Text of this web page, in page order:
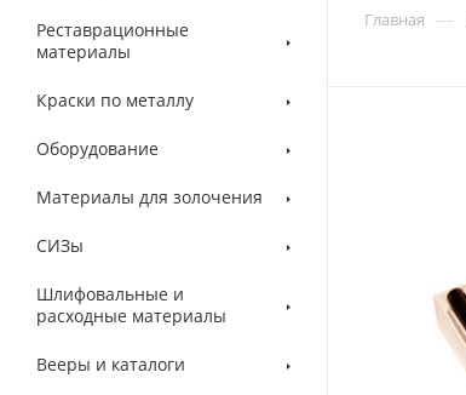
Реставрационные
материалы
Краски по металлу
Оборудование
Материалы для золочения
СИЗы
Шлифовальные и
расходные материалы
Вееры и каталоги
Главная —